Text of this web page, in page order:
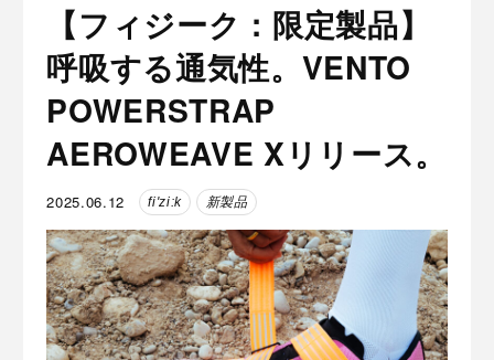
【フィジーク：限定製品】
呼吸する通気性。VENTO
POWERSTRAP
AEROWEAVE Xリリース。
2025.06.12 fi'zi:k 新製品